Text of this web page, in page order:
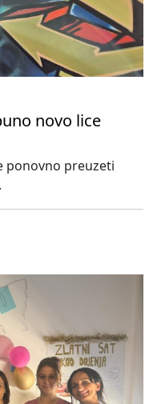
novo lice
ponovno preuzeti